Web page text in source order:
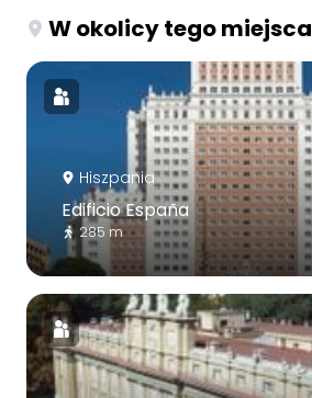
W okolicy tego miejsca
Hiszpania
Edificio España
285 m